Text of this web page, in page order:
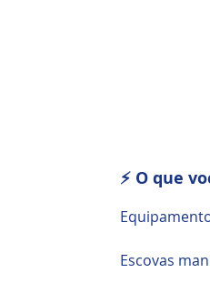
⚡ O que
Escovas